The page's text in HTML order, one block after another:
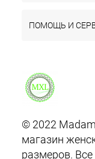
ПОМОЩЬ И
© 2022
магазин
размеров.